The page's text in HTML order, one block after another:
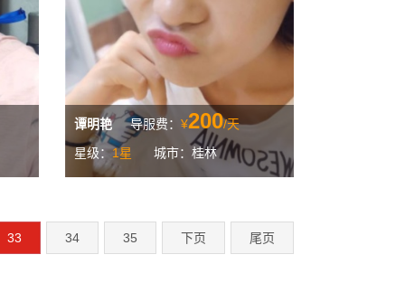
谭明艳 导服费： ¥200/天
星级：1星 城市：桂林
33 34 35 下页 尾页